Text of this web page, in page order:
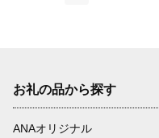
お礼の品から探す
ANAオリジナル